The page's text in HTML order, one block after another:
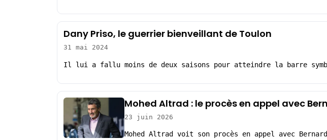
Dany Priso, le guerrier bienveillant de Toulon
31 mai 2024
Il lui a fallu moins de deux saisons pour atteindre la barre
Mohed Altrad : le procès en appel avec
23 juin 2026
Mohed Altrad voit son procès en appel avec